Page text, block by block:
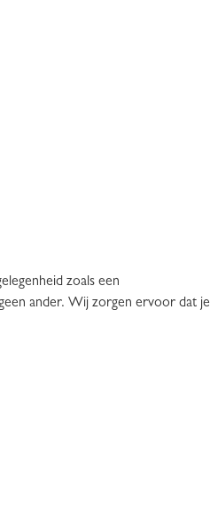
zoals een
ander. Wij zorgen ervoor dat je